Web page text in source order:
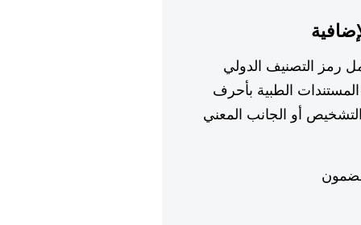
رمز التصنيف الدولي
الطبية بأحرف
أو الجانب المعني